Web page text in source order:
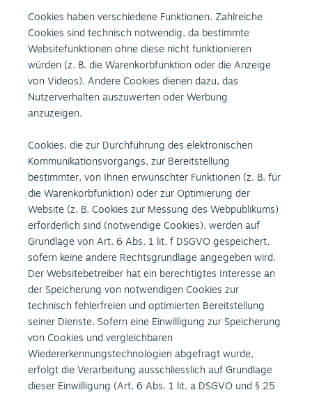
Cookies haben verschiedene Funktionen. Zahlreiche
Cookies sind technisch notwendig, da bestimmte
Websitefunktionen ohne diese nicht funktionieren
würden (z. B. die Warenkorbfunktion oder die Anzeige
von Videos). Andere Cookies dienen dazu, das
Nutzerverhalten auszuwerten oder Werbung
anzuzeigen.
Cookies, die zur Durchführung des elektronischen
Kommunikationsvorgangs, zur Bereitstellung
bestimmter, von Ihnen erwünschter Funktionen (z. B. für
die Warenkorbfunktion) oder zur Optimierung der
Website (z. B. Cookies zur Messung des Webpublikums)
erforderlich sind (notwendige Cookies), werden auf
Grundlage von Art. 6 Abs. 1 lit. f DSGVO gespeichert,
sofern keine andere Rechtsgrundlage angegeben wird.
Der Websitebetreiber hat ein berechtigtes Interesse an
der Speicherung von notwendigen Cookies zur
technisch fehlerfreien und optimierten Bereitstellung
seiner Dienste. Sofern eine Einwilligung zur Speicherung
von Cookies und vergleichbaren
Wiedererkennungstechnologien abgefragt wurde,
erfolgt die Verarbeitung ausschliesslich auf Grundlage
dieser Einwilligung (Art. 6 Abs. 1 lit. a DSGVO und § 25